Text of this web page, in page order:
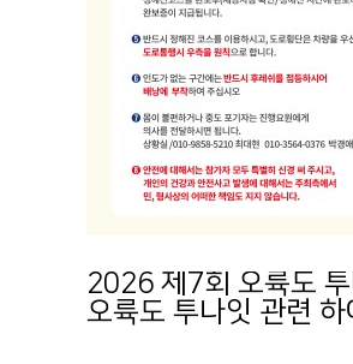
2026 제7회 오륙도
오륙도 투나잇 관련